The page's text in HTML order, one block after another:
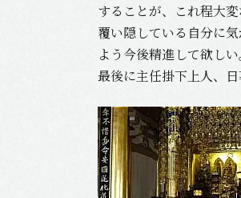
することが、これ程大
覆い隠している自分に
よう今後精進して欲しい
最後に主任掛下上人、